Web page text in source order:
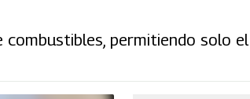
permitiendo solo el